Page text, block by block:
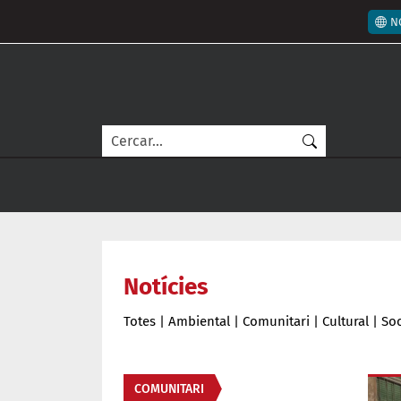
Cerca
Notícies
Totes | Ambiental | Comunitari | Cultural |
Àmbit de la notícia
COMUNITARI